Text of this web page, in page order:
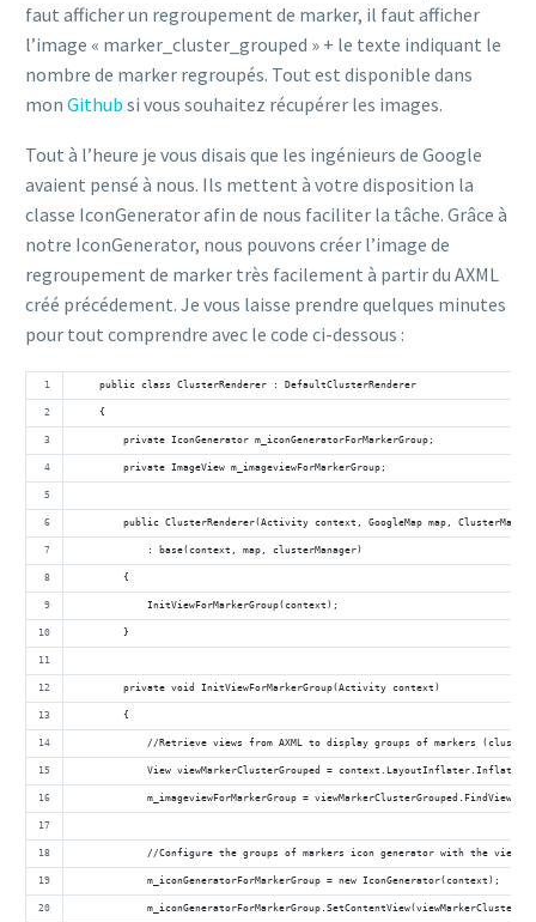
faut afficher un regroupement de marker, il faut afficher
l’image « marker_cluster_grouped » + le texte indiquant le
nombre de marker regroupés. Tout est disponible dans
mon Github si vous souhaitez récupérer les images.
Tout à l’heure je vous disais que les ingénieurs de Google
avaient pensé à nous. Ils mettent à votre disposition la
classe IconGenerator afin de nous faciliter la tâche. Grâce à
notre IconGenerator, nous pouvons créer l’image de
regroupement de marker très facilement à partir du AXML
créé précédement. Je vous laisse prendre quelques minutes
pour tout comprendre avec le code ci-dessous :
    public class ClusterRenderer : DefaultClusterRenderer
    {
        private IconGenerator m_iconGeneratorForMarkerGroup;
        private ImageView m_imageviewForMarkerGroup;
public ClusterRenderer(Activity context, GoogleMap map,
            : base(context, map, clusterManager)
        {
            InitViewForMarkerGroup(context);
        }
        private void InitViewForMarkerGroup(Activity context)
        {
//Retrieve views from AXML to display groups of markers
View viewMarkerClusterGrouped =
m_imageviewForMarkerGroup =
//Configure the groups of markers icon generator with the
            m_iconGeneratorForMarkerGroup = new IconGenerator(context);